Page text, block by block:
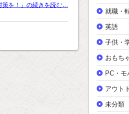
策を！」の続きを読む…
就職・
英語
子供・
おもち
PC・モ
アウト
未分類